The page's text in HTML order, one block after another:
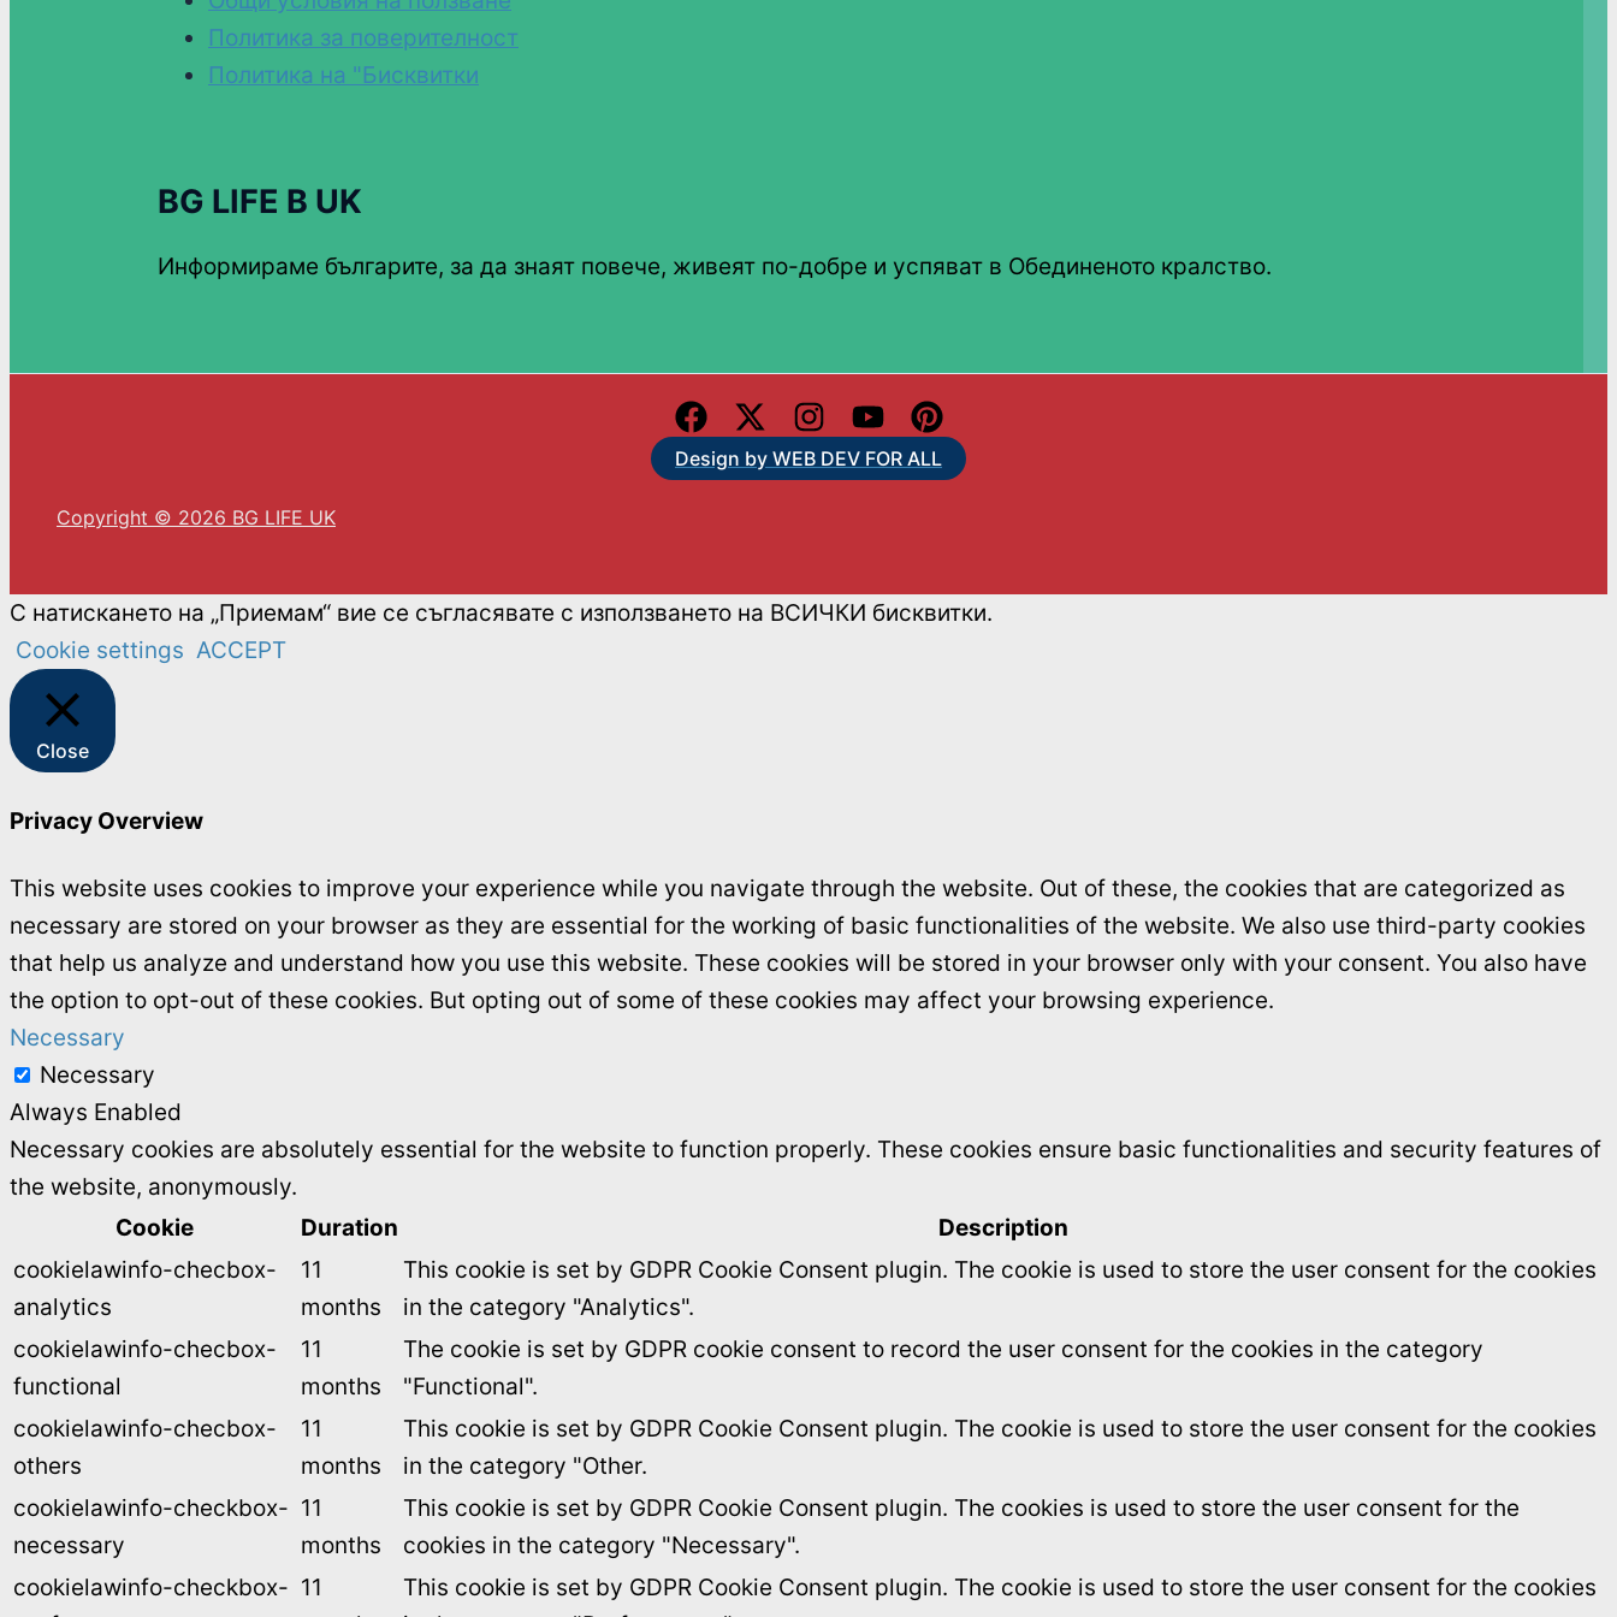
Политика за поверителност
Политика на "Бисквитки
BG LIFE В UK
Информираме българите, за да знаят повече, живеят по-добре и успяват в Обединеното кралство.
Design by WEB DEV FOR ALL
Copyright © 2026 BG LIFE UK
С натискането на „Приемам“ вие се съгласявате с използването на ВСИЧКИ бисквитки.
Cookie settings ACCEPT
Close
Privacy Overview
This website uses cookies to improve your experience while you navigate through the website. Out of these, the cookies that are categorized as
necessary are stored on your browser as they are essential for the working of basic functionalities of the website. We also use third-party cookies
that help us analyze and understand how you use this website. These cookies will be stored in your browser only with your consent. You also have
the option to opt-out of these cookies. But opting out of some of these cookies may affect your browsing experience.
Necessary
Necessary
Always Enabled
Necessary cookies are absolutely essential for the website to function properly. These cookies ensure basic functionalities and security features of
the website, anonymously.
Cookie
Duration
Description
cookielawinfo-checbox-
analytics
11
months
This cookie is set by GDPR Cookie Consent plugin. The cookie is used to store the user consent for the cookies
in the category "Analytics".
cookielawinfo-checbox-
functional
11
months
The cookie is set by GDPR cookie consent to record the user consent for the cookies in the category
"Functional".
cookielawinfo-checbox-
others
11
months
This cookie is set by GDPR Cookie Consent plugin. The cookie is used to store the user consent for the cookies
in the category "Other.
cookielawinfo-checkbox-
necessary
11
months
This cookie is set by GDPR Cookie Consent plugin. The cookies is used to store the user consent for the
cookies in the category "Necessary".
cookielawinfo-checkbox- 11
This cookie is set by GDPR Cookie Consent plugin. The cookie is used to store the user consent for the cookies